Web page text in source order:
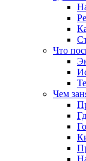
Что
Чем